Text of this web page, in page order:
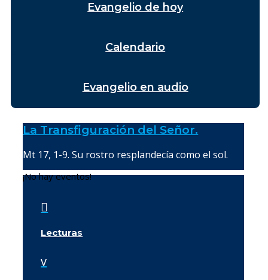
Evangelio de hoy
Calendario
Evangelio en audio
La Transfiguración del Señor.
Mt 17, 1-9. Su rostro resplandecía como el sol.
¡No hay eventos!

Lecturas
v